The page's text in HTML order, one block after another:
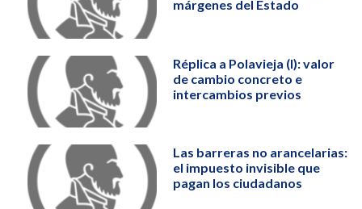
márgenes del Estado
Réplica a Polavieja (I): valor
de cambio concreto e
intercambios previos
Las barreras no arancelarias:
el impuesto invisible que
pagan los ciudadanos